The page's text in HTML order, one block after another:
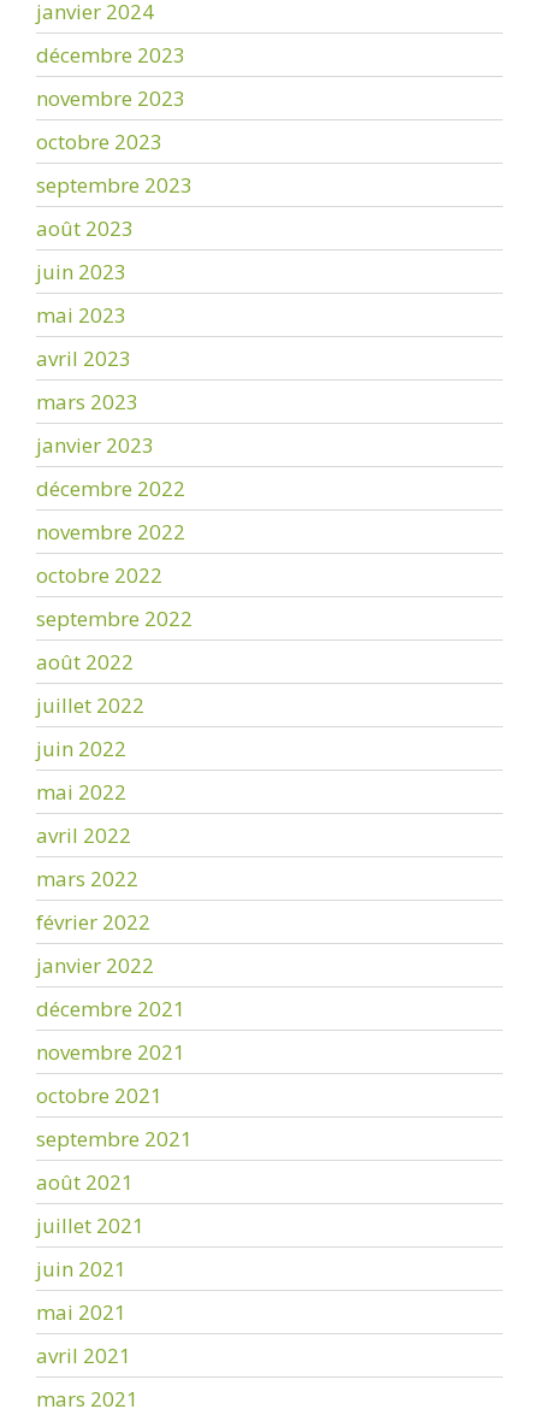
janvier 2024
décembre 2023
novembre 2023
octobre 2023
septembre 2023
août 2023
juin 2023
mai 2023
avril 2023
mars 2023
janvier 2023
décembre 2022
novembre 2022
octobre 2022
septembre 2022
août 2022
juillet 2022
juin 2022
mai 2022
avril 2022
mars 2022
février 2022
janvier 2022
décembre 2021
novembre 2021
octobre 2021
septembre 2021
août 2021
juillet 2021
juin 2021
mai 2021
avril 2021
mars 2021